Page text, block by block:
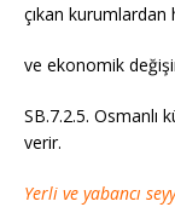
çıkan
ve ekonomik
SB.7.2.5. Osmanlı
verir.
Yerli ve yabancı